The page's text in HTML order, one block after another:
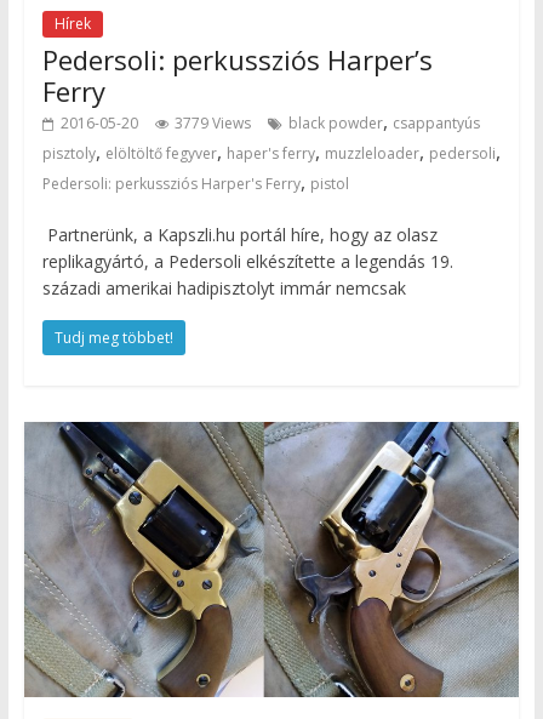
Hírek
Pedersoli: perkussziós Harper’s
Ferry
2016-05-20 3779 Views black powder, csappantyús
pisztoly, elöltöltő fegyver, haper's ferry, muzzleloader, pedersoli,
Pedersoli: perkussziós Harper's Ferry, pistol
Partnerünk, a Kapszli.hu portál híre, hogy az olasz
replikagyártó, a Pedersoli elkészítette a legendás 19.
századi amerikai hadipisztolyt immár nemcsak
Tudj meg többet!